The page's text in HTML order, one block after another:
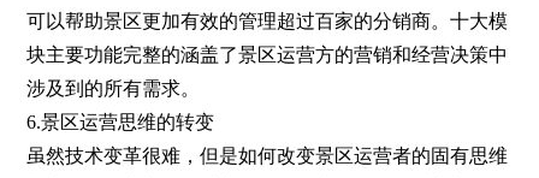
可以帮助景区更加有效的管理超过百家的分销商。十大模
块主要功能完整的涵盖了景区运营方的营销和经营决策中
涉及到的所有需求。
6.景区运营思维的转变
虽然技术变革很难，但是如何改变景区运营者的固有思维